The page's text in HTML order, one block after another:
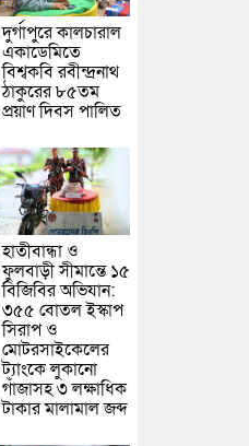
দুর্গাপুরে কালচারাল
একাডেমিতে
বিশ্বকবি রবীন্দ্রনাথ
ঠাকুরের ৮৫তম
প্রয়াণ দিবস পালিত
হাতীবান্ধা ও
ফুলবাড়ী সীমান্তে ১৫
বিজিবির অভিযান:
৩৫৫ বোতল ইস্কাপ
সিরাপ ও
মোটরসাইকেলের
ট্যাংকে লুকানো
গাঁজাসহ ৩ লক্ষাধিক
টাকার মালামাল জব্দ